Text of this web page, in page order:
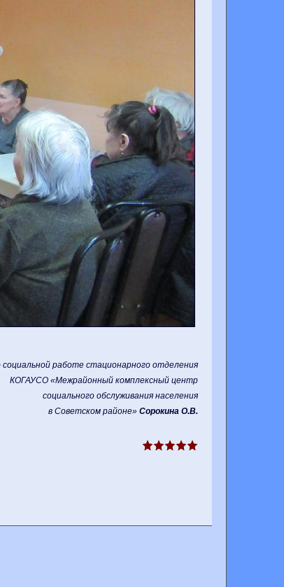
работе стационарного отделения
КОГАУСО «Межрайонный комплексный центр
социального обслуживания населения
в Советском районе» Сорокина О.В.